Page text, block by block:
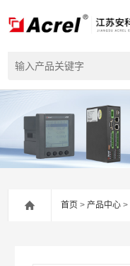
首页 >产品中心 >